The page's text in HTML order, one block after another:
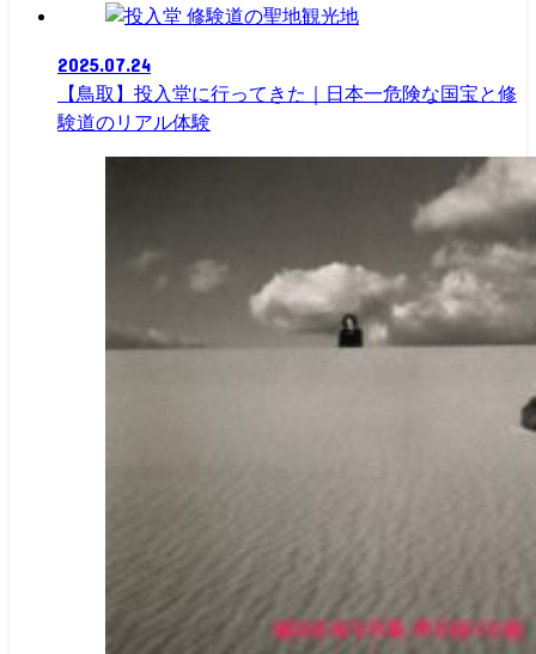
観光地
2025.07.24
【鳥取】投入堂に行ってきた｜日本一危険な国宝と修
験道のリアル体験